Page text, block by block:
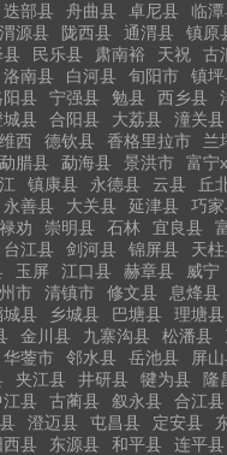
迭部县 舟曲县 卓尼县 临
渭源县 陇西县 通渭县 镇原
县 民乐县 肃南裕 天祝 古
洛南县 白河县 旬阳市 镇
阳县 宁强县 勉县 西乡县
城县 合阳县 大荔县 潼关县
维西 德钦县 香格里拉市 兰
勐腊县 勐海县 景洪市 富宁
镇康县 永德县 云县 丘
永善县 大关县 延津县 巧
禄劝 崇明县 石林 宜良县
台江县 剑河县 锦屏县 天
玉屏 江口县 赫章县 威宁
市 清镇市 修文县 息烽县
城县 乡城县 巴塘县 理塘县
金川县 九寨沟县 松潘县
华蓥市 邻水县 岳池县 屏
夹江县 井研县 犍为县 隆
江县 古蔺县 叙永县 合江县
澄迈县 屯昌县 定安县
西县 东源县 和平县 连平县